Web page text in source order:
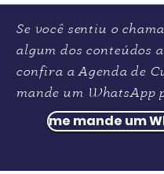
Se você sentiu o
algum dos conteúdos
confira a Agenda de
mande um WhatsApp
me mande um